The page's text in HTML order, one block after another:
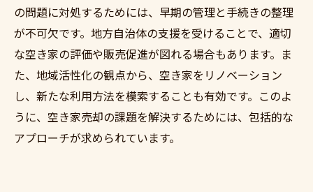
の問題に対処するためには、早期の管理と手続きの整理
が不可欠です。地方自治体の支援を受けることで、適切
な空き家の評価や販売促進が図れる場合もあります。ま
た、地域活性化の観点から、空き家をリノベーション
し、新たな利用方法を模索することも有効です。このよ
うに、空き家売却の課題を解決するためには、包括的な
アプローチが求められています。